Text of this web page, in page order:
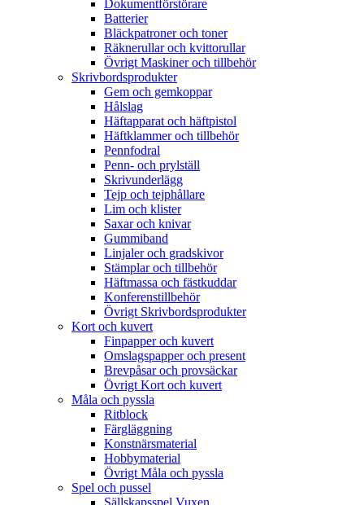
Dokumentförstörare
Batterier
Bläckpatroner och toner
Räknerullar och kvittorullar
Övrigt Maskiner och tillbehör
Skrivbordsprodukter
Gem och gemkoppar
Hålslag
Häftapparat och häftpistol
Häftklammer och tillbehör
Pennfodral
Penn- och prylställ
Skrivunderlägg
Tejp och tejphållare
Lim och klister
Saxar och knivar
Gummiband
Linjaler och gradskivor
Stämplar och tillbehör
Häftmassa och fästkuddar
Konferenstillbehör
Övrigt Skrivbordsprodukter
Kort och kuvert
Finpapper och kuvert
Omslagspapper och present
Brevpåsar och provsäckar
Övrigt Kort och kuvert
Måla och pyssla
Ritblock
Färgläggning
Konstnärsmaterial
Hobbymaterial
Övrigt Måla och pyssla
Spel och pussel
Sällskapsspel Vuxen